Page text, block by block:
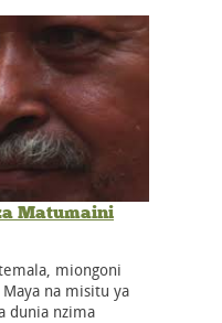
Matumaini
miongoni
na misitu ya
dunia nzima